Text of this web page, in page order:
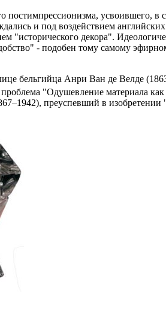
усвоившего, в
и под воздействием
"исторического декора".
- подобен тому самому
бельгийца Анри Ван де Велде
"Одушевление материала
преуспевший в